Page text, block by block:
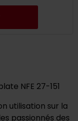
NFE 27-151
utilisation sur la
passionnés des